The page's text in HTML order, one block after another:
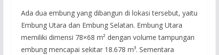
Ada dua embung yang dibangun di lokasi tersebut, yaitu
Embung Utara dan Embung Selatan. Embung Utara
memiliki dimensi 78×68 m² dengan volume tampungan
embung mencapai sekitar 18.678 m³. Sementara